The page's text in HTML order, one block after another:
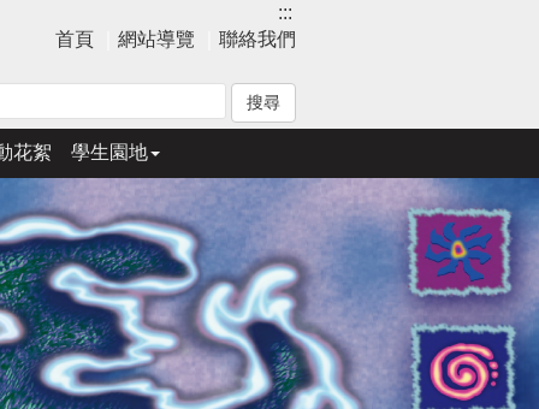
:::
首頁
網站導覽 聯絡我們
花絮 學生園地
一
張